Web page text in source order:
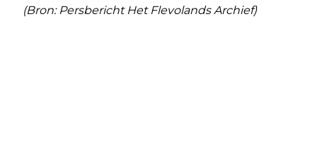
(Bron: Persbericht Het Flevolands Archief)